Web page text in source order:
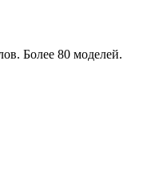
Более 80 моделей.